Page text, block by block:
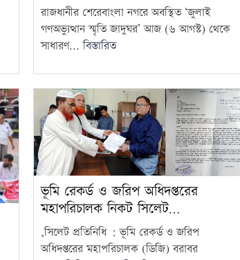
রাজধানীর শেরেবাংলা নগরে অবস্থিত ‘জুলাই
গণঅভ্যুত্থান স্মৃতি জাদুঘর’ আজ (৬ আগস্ট) থেকে
সাধারণ...বিস্তারিত
ভূমি রেকর্ড ও জরিপ অধিদপ্তরের
মহাপরিচালক নিকট সিলেট…
,সিলেট প্রতিনিধি : ‎ভূমি রেকর্ড ও জরিপ
অধিদপ্তরের মহাপরিচালক (ডিজি) বরাবর